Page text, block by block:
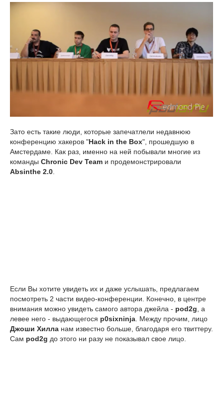
Зато есть такие люди, которые запечатлели недавнюю
конференцию хакеров "Hack in the Box", прошедшую в
Амстердаме. Как раз, именно на ней побывали многие из
команды Chronic Dev Team и продемонстрировали
Absinthe 2.0
Если Вы хотите увидеть их и даже услышать, предлагаем
посмотреть 2 части видео-конференции. Конечно, в центре
внимания можно увидеть самого автора джейла - pod2g , а
левее него - выдающегося p0sixninja . Между прочим, лицо
Джоши Хилла нам известно больше, благодаря его твиттеру.
Сам pod2g до этого ни разу не показывал свое лицо.